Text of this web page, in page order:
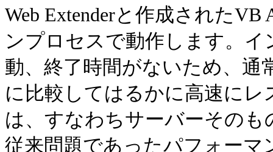
Web Extenderと作成された
ンプロセスで動作します。
動、終了時間がないため、通
に比較してはるかに高速に
は、すなわちサーバーそのも
従来問題であったパフォー